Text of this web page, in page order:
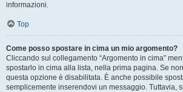
informazioni.
Top
Come posso spostare in cima un mio argomento?
Cliccando sul collegamento “Argomento in cima”
spostarlo in cima alla lista, nella prima pagina. Se
questa opzione è disabilitata. È anche possibile
semplicemente inserendovi un messaggio. Tuttavia,